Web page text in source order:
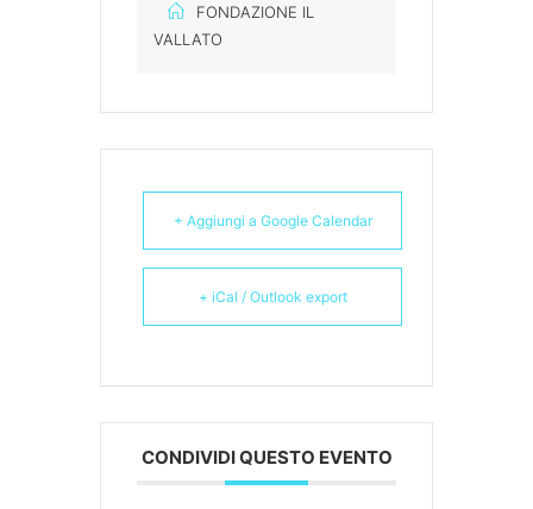
FONDAZIONE IL
VALLATO
+ Aggiungi a Google Calendar
+ iCal / Outlook export
CONDIVIDI QUESTO EVENTO